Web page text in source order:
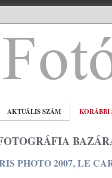
AKTUÁLIS SZÁM KORÁBBI
PHOTO 2007, LE